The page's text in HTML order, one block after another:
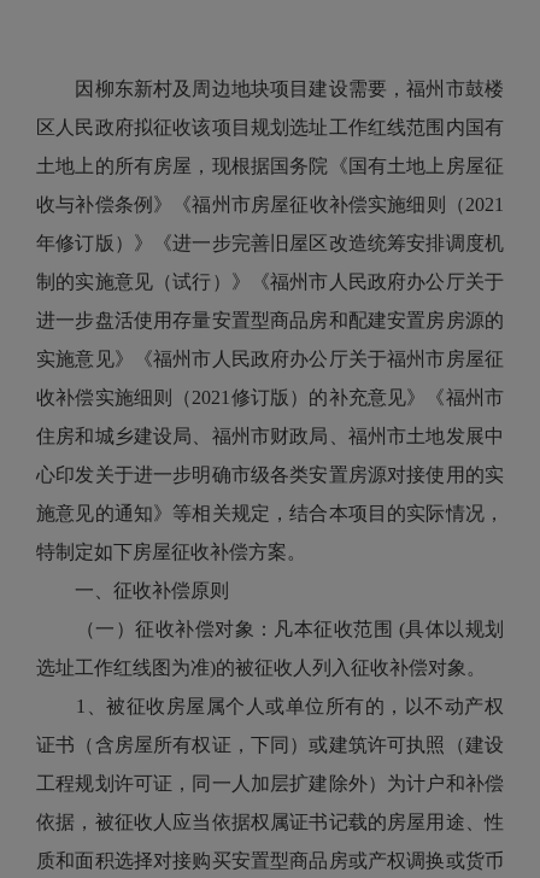
因柳东新村及周边地块项目建设需要，福州市鼓楼
区人民政府拟征收该项目规划选址工作红线范围内国有
土地上的所有房屋，现根据国务院《国有土地上房屋征
收与补偿条例》《福州市房屋征收补偿实施细则（2021
年修订版）》《进一步完善旧屋区改造统筹安排调度机
制的实施意见（试行）》《福州市人民政府办公厅关于
进一步盘活使用存量安置型商品房和配建安置房房源的
实施意见》《福州市人民政府办公厅关于福州市房屋征
收补偿实施细则（2021修订版）的补充意见》《福州市
住房和城乡建设局、福州市财政局、福州市土地发展中
心印发关于进一步明确市级各类安置房源对接使用的实
施意见的通知》等相关规定，结合本项目的实际情况，
特制定如下房屋征收补偿方案。
一、征收补偿原则
（一）征收补偿对象：凡本征收范围 (具体以规划
选址工作红线图为准)的被征收人列入征收补偿对象。
1、被征收房屋属个人或单位所有的，以不动产权
证书（含房屋所有权证，下同）或建筑许可执照（建设
工程规划许可证，同一人加层扩建除外）为计户和补偿
依据，被征收人应当依据权属证书记载的房屋用途、性
质和面积选择对接购买安置型商品房或产权调换或货币